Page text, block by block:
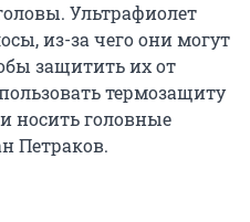
Ультрафиолет
из-за чего они могут
защитить их от
термозащиту
носить головные
Петраков.